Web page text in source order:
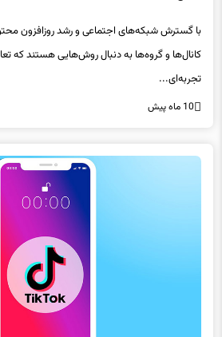
کانال‌ها و گروه‌ها به دنبال روش‌هایی هستند که
تجربه‌ای...
10 ماه پیش